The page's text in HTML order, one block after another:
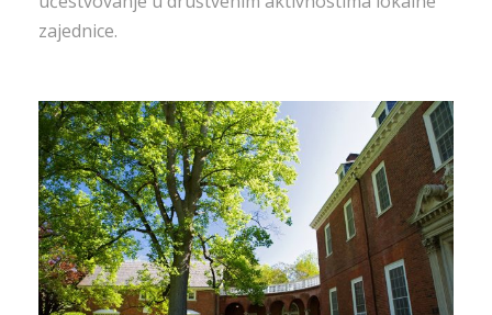
zajednice.